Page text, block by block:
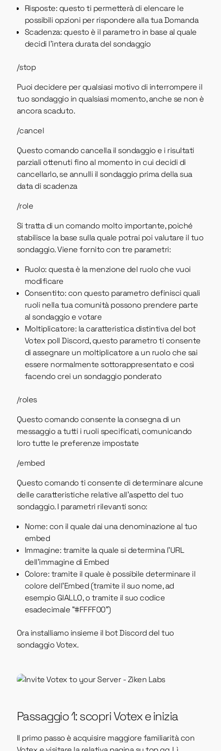
Risposte: questo ti permetterà di elencare le
possibili opzioni per rispondere alla tua Domanda
Scadenza: questo è il parametro in base al quale
decidi l'intera durata del sondaggio
/stop
Puoi decidere per qualsiasi motivo di interrompere il
tuo sondaggio in qualsiasi momento, anche se non è
ancora scaduto.
/cancel
Questo comando cancella il sondaggio e i risultati
parziali ottenuti fino al momento in cui decidi di
cancellarlo, se annulli il sondaggio prima della sua
data di scadenza
/role
Si tratta di un comando molto importante, poiché
stabilisce la base sulla quale potrai poi valutare il tuo
sondaggio. Viene fornito con tre parametri:
Ruolo: questa è la menzione del ruolo che vuoi
modificare
Consentito: con questo parametro definisci quali
ruoli nella tua comunità possono prendere parte
al sondaggio e votare
Moltiplicatore: la caratteristica distintiva del bot
Votex poll Discord, questo parametro ti consente
di assegnare un moltiplicatore a un ruolo che sai
essere normalmente sottorappresentato e così
facendo crei un sondaggio ponderato
/roles
Questo comando consente la consegna di un
messaggio a tutti i ruoli specificati, comunicando
loro tutte le preferenze impostate
/embed
Questo comando ti consente di determinare alcune
delle caratteristiche relative all'aspetto del tuo
sondaggio. I parametri rilevanti sono:
Nome: con il quale dai una denominazione al tuo
embed
Immagine: tramite la quale si determina l'URL
dell'immagine di Embed
Colore: tramite il quale è possibile determinare il
colore dell'Embed (tramite il suo nome, ad
esempio GIALLO, o tramite il suo codice
esadecimale “#FFFF00”)
Ora installiamo insieme il bot Discord del tuo
sondaggio Votex.
Passaggio 1: scopri Votex e inizia
Il primo passo è acquisire maggiore familiarità con